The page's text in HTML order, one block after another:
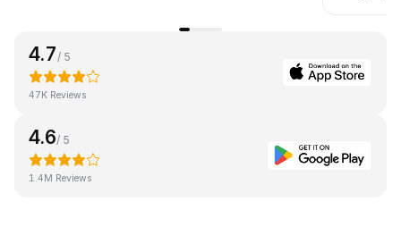
4.7 / 5
47K Reviews
4.6/ 5
1.4M Reviews